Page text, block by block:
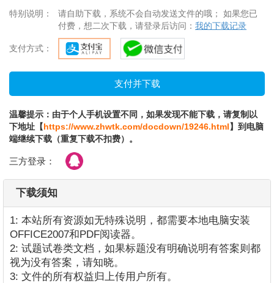
特别说明：
请自助下载，系统不会自动发送文件的哦； 如果您已
付费，想二次下载，请登录后访问： 我的下载记录
支付方式：
温馨提示：由于个人手机设置不同，如果发现不能下载，请复制以
下地址【https://www.zhwtk.com/docdown/19246.html】到电脑
端继续下载（重复下载不扣费）。
三方登录：
下载须知
1: 本站所有资源如无特殊说明，都需要本地电脑安装
OFFICE2007和PDF阅读器。
2: 试题试卷类文档，如果标题没有明确说明有答案则都
视为没有答案，请知晓。
3: 文件的所有权益归上传用户所有。